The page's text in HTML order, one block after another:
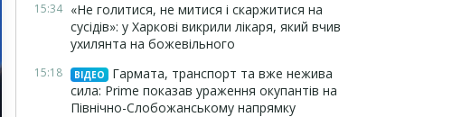
15:34 «Не голитися, не митися і скаржитися на
сусідів»: у Харкові викрили лікаря, який вчив
ухилянта на божевільного
15:18 ВІДЕО
Гармата, транспорт та вже нежива
сила: Prime показав ураження окупантів на
Північно-Слобожанському напрямку